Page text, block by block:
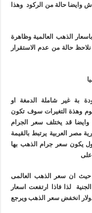
وايضا حالة من الركود وهذا
الذهب العالمية وظاهرة
حالة من عدم الاستقرار
بة غير شاملة الدمغة او
وهذة التغيرات سوف تكون
قد يختلف سعر الجرام
العربية يرتبط بالقيمة
يكون سعر جرام الذهب بها
حيث ان سعر الذهب العالمى
لذا فاذا ارتفعت اسعار
انخفض سعر الذهب ويرجع